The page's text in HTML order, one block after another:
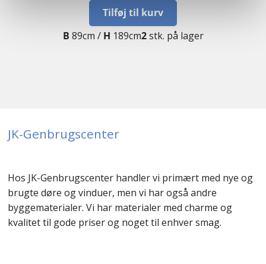
Tilføj til kurv
B 89cm / H 189cm2stk. på lager
JK-Genbrugscenter
Hos JK-Genbrugscenter handler vi primært med nye og
brugte døre og vinduer, men vi har også andre
byggematerialer. Vi har materialer med charme og
kvalitet til gode priser og noget til enhver smag.